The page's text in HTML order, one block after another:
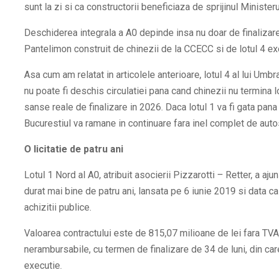
sunt la zi si ca constructorii beneficiaza de sprijinul
Deschiderea integrala a A0 depinde insa nu doar de
Pantelimon construit de chinezii de la CCECC si de lotul 4
Asa cum am relatat in articolele anterioare, lotul 4 al lui
nu poate fi deschis circulatiei pana cand chinezii nu termina
sanse reale de finalizare in 2026. Daca lotul 1 va fi gata
Bucurestiul va ramane in continuare fara inel complet de
O licitatie de patru ani
Lotul 1 Nord al A0, atribuit asocierii Pizzarotti – Retter, a
durat mai bine de patru ani, lansata pe 6 iunie 2019 si data
achizitii publice.
Valoarea contractului este de 815,07 milioane de lei fara
nerambursabile, cu termen de finalizare de 34 de luni, din
executie.